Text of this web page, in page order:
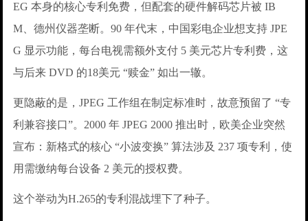
EG 本身的核心专利免费，但配套的硬件解码芯片被 IB
M、德州仪器垄断。90 年代末，中国彩电企业想支持 JPE
G 显示功能，每台电视需额外支付 5 美元芯片专利费，这
与后来 DVD 的18美元 “赎金” 如出一辙。
更隐蔽的是，JPEG 工作组在制定标准时，故意预留了 “专
利兼容接口”。2000 年 JPEG 2000 推出时，欧美企业突然
宣布：新格式的核心 “小波变换” 算法涉及 237 项专利，使
用需缴纳每台设备 2 美元的授权费。
这个举动为H.265的专利混战埋下了种子。